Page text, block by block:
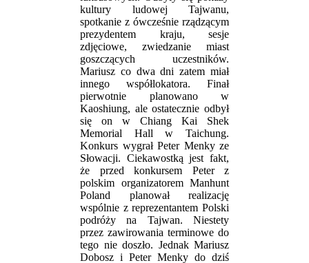
kultury ludowej Tajwanu,
spotkanie z ówcześnie rządzącym
prezydentem kraju, sesje
zdjęciowe, zwiedzanie miast
goszczących uczestników.
Mariusz co dwa dni zatem miał
innego współlokatora. Finał
pierwotnie planowano w
Kaoshiung, ale ostatecznie odbył
się on w Chiang Kai Shek
Memorial Hall w Taichung.
Konkurs wygrał Peter Menky ze
Słowacji. Ciekawostką jest fakt,
że przed konkursem Peter z
polskim organizatorem Manhunt
Poland planował realizację
wspólnie z reprezentantem Polski
podróży na Tajwan. Niestety
przez zawirowania terminowe do
tego nie doszło. Jednak Mariusz
Dobosz i Peter Menky do dziś